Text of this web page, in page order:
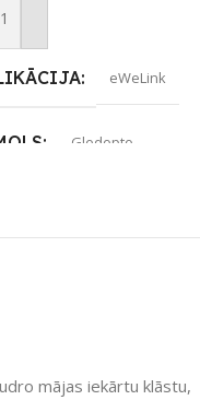
saderīgo) vārteju.
Grozam
eWeLink
Gledopto
mājas iekārtu klāstu,